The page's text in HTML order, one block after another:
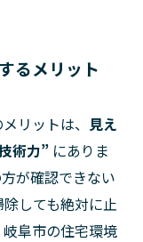
るメリット
リットは、 見え
術力” にありま
が確認できない
しても絶対に止
阜市の住宅環境